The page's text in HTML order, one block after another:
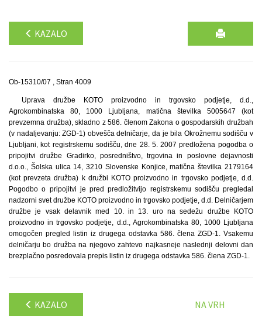
KAZALO
Ob-15310/07 , Stran 4009
Uprava družbe KOTO proizvodno in trgovsko podjetje, d.d.,
Agrokombinatska 80, 1000 Ljubljana, matična številka 5005647 (kot
prevzemna družba), skladno z 586. členom Zakona o gospodarskih družbah
(v nadaljevanju: ZGD-1) obvešča delničarje, da je bila Okrožnemu sodišču v
Ljubljani, kot registrskemu sodišču, dne 28. 5. 2007 predložena pogodba o
pripojitvi družbe Gradirko, posredništvo, trgovina in poslovne dejavnosti
d.o.o., Šolska ulica 14, 3210 Slovenske Konjice, matična številka 2179164
(kot prevzeta družba) k družbi KOTO proizvodno in trgovsko podjetje, d.d.
Pogodbo o pripojitvi je pred predložitvijo registrskemu sodišču pregledal
nadzorni svet družbe KOTO proizvodno in trgovsko podjetje, d.d. Delničarjem
družbe je vsak delavnik med 10. in 13. uro na sedežu družbe KOTO
proizvodno in trgovsko podjetje, d.d., Agrokombinatska 80, 1000 Ljubljana
omogočen pregled listin iz drugega odstavka 586. člena ZGD-1. Vsakemu
delničarju bo družba na njegovo zahtevo najkasneje naslednji delovni dan
brezplačno posredovala prepis listin iz drugega odstavka 586. člena ZGD-1.
KAZALO NA VRH